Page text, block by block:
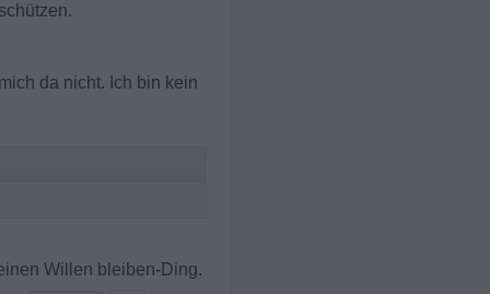
da nicht. Ich bin kein
Willen bleiben-Ding.